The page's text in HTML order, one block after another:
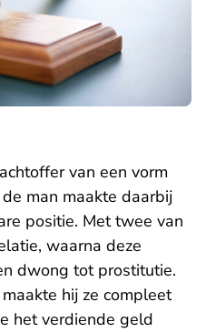
van een vorm
man maakte daarbij
positie. Met twee van
waarna deze
dwong tot prostitutie.
hij ze compleet
het verdiende geld